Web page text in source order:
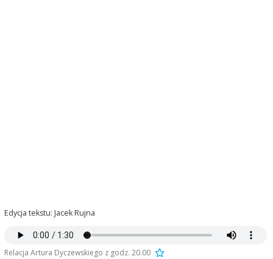
Edycja tekstu: Jacek Rujna
Relacja Artura Dyczewskiego z godz. 20.00